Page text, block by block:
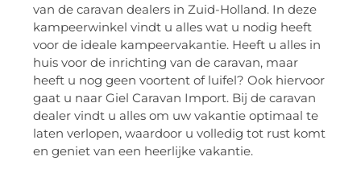
van de caravan dealers in Zuid-Holland. In deze
kampeerwinkel vindt u alles wat u nodig heeft
voor de ideale kampeervakantie. Heeft u alles in
huis voor de inrichting van de caravan, maar
heeft u nog geen voortent of luifel? Ook hiervoor
gaat u naar Giel Caravan Import. Bij de caravan
dealer vindt u alles om uw vakantie optimaal te
laten verlopen, waardoor u volledig tot rust komt
en geniet van een heerlijke vakantie.